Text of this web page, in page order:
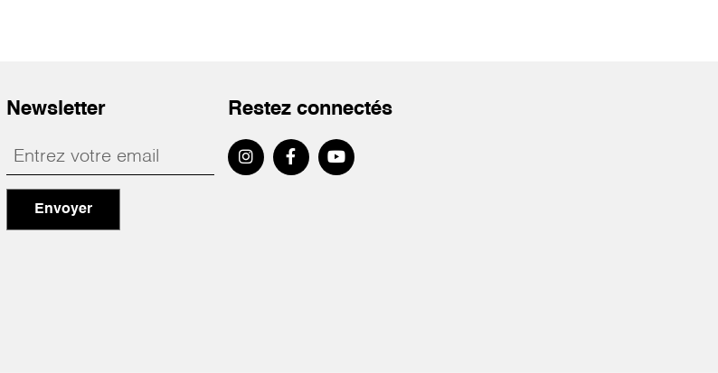
Newsletter
Envoyer
Restez connectés